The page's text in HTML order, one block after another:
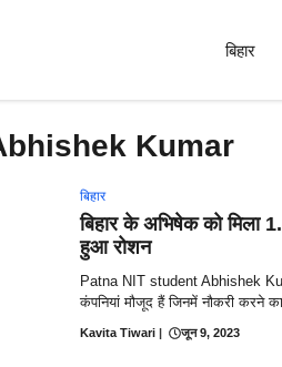
बिहार
Kumar
बिहार
बिहार के अभिषेक को मिला
हुआ रोशन
Patna NIT student Abhishek
कंपनियां मौजूद हैं जिनमें नौकरी करने
Kavita Tiwari | जून 9, 2023